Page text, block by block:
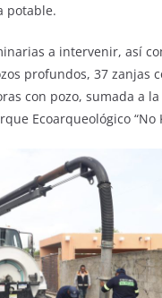
potable.
a intervenir, así
profundos, 37 zanjas
con pozo, sumada a
Ecoarqueológico “No